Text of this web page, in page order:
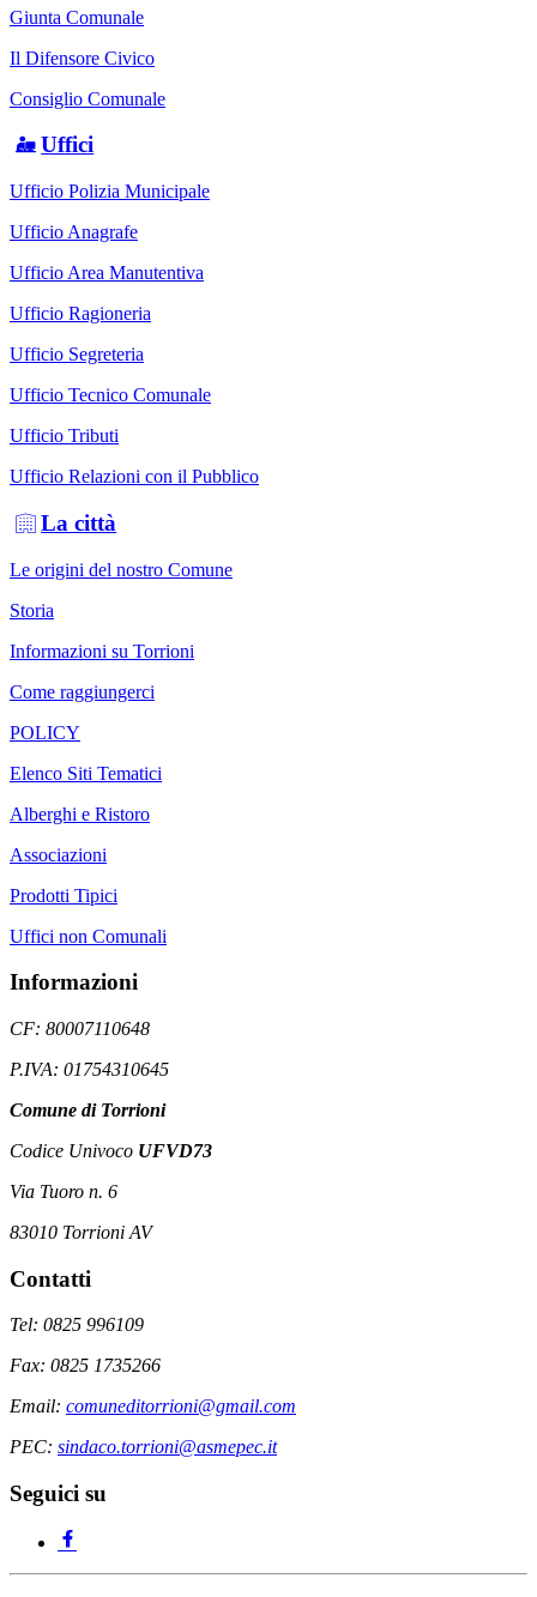
Giunta Comunale
Il Difensore Civico
Consiglio Comunale
Uffici
Ufficio Polizia Municipale
Ufficio Anagrafe
Ufficio Area Manutentiva
Ufficio Ragioneria
Ufficio Segreteria
Ufficio Tecnico Comunale
Ufficio Tributi
Ufficio Relazioni con il Pubblico
La città
Le origini del nostro Comune
Storia
Informazioni su Torrioni
Come raggiungerci
POLICY
Elenco Siti Tematici
Alberghi e Ristoro
Associazioni
Prodotti Tipici
Uffici non Comunali
Informazioni
CF: 80007110648
P.IVA: 01754310645
Comune di Torrioni
Codice Univoco UFVD73
Via Tuoro n. 6
83010 Torrioni AV
Contatti
Tel: 0825 996109
Fax: 0825 1735266
Email: comuneditorrioni@gmail.com
PEC: sindaco.torrioni@asmepec.it
Seguici su